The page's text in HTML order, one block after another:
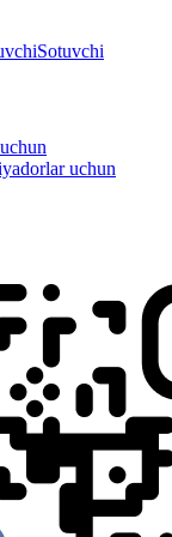
Sotuvchi
uchun